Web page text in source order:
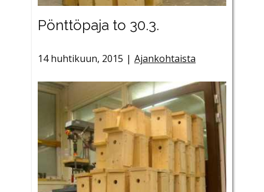
Pönttöpaja to 30.3.
14 huhtikuun, 2015 Ajankohtaista